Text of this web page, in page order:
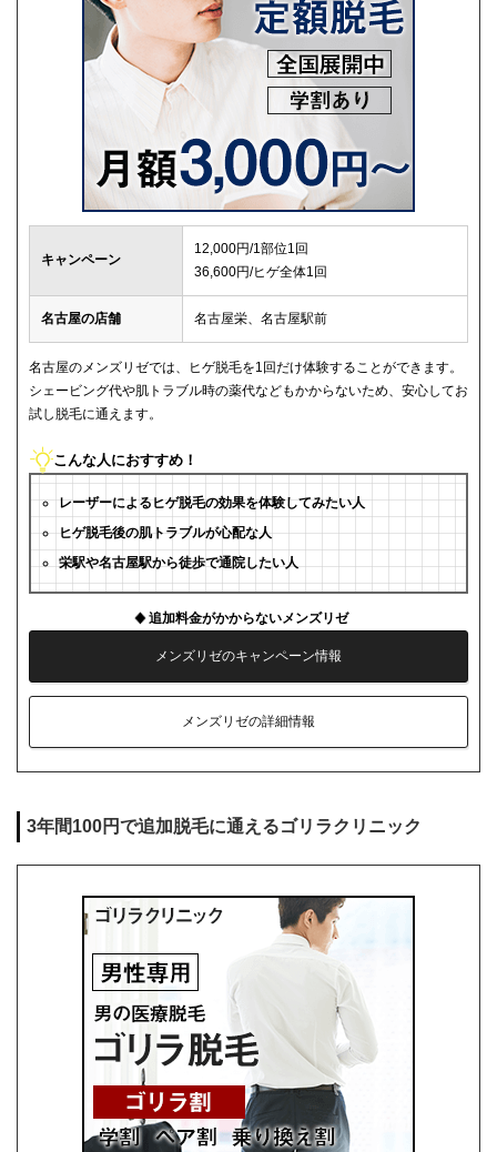
キャンペーン
12,000円/1部位1回
36,600円/ヒゲ全体1回
名古屋の店舗 名古屋栄、名古屋駅前
名古屋のメンズリゼでは、ヒゲ脱毛を1回だけ体験することができます。
シェービング代や肌トラブル時の薬代などもかからないため、安心してお
試し脱毛に通えます。
こんな人におすすめ！
レーザーによるヒゲ脱毛の効果を体験してみたい人
ヒゲ脱毛後の肌トラブルが心配な人
栄駅や名古屋駅から徒歩で通院したい人
追加料金がかからないメンズリゼ
メンズリゼのキャンペーン情報
メンズリゼの詳細情報
3年間100円で追加脱毛に通えるゴリラクリニック